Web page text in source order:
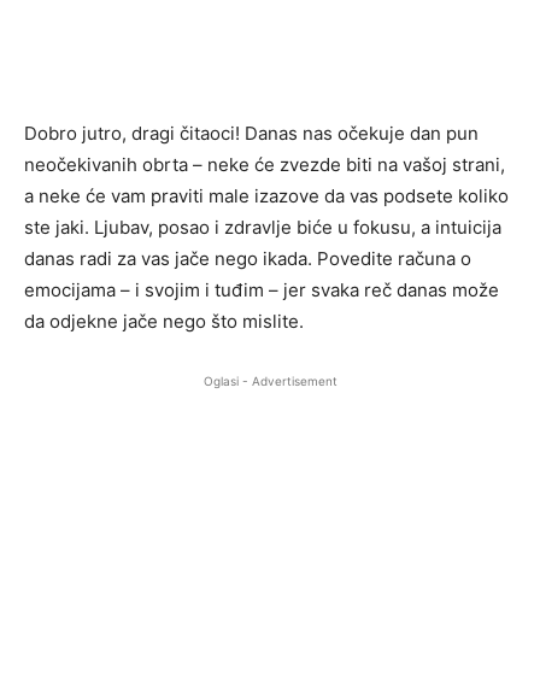
Dobro jutro, dragi čitaoci! Danas nas očekuje dan pun
neočekivanih obrta – neke će zvezde biti na vašoj strani,
a neke će vam praviti male izazove da vas podsete koliko
ste jaki. Ljubav, posao i zdravlje biće u fokusu, a intuicija
danas radi za vas jače nego ikada. Povedite računa o
emocijama – i svojim i tuđim – jer svaka reč danas može
da odjekne jače nego što mislite.
Oglasi - Advertisement